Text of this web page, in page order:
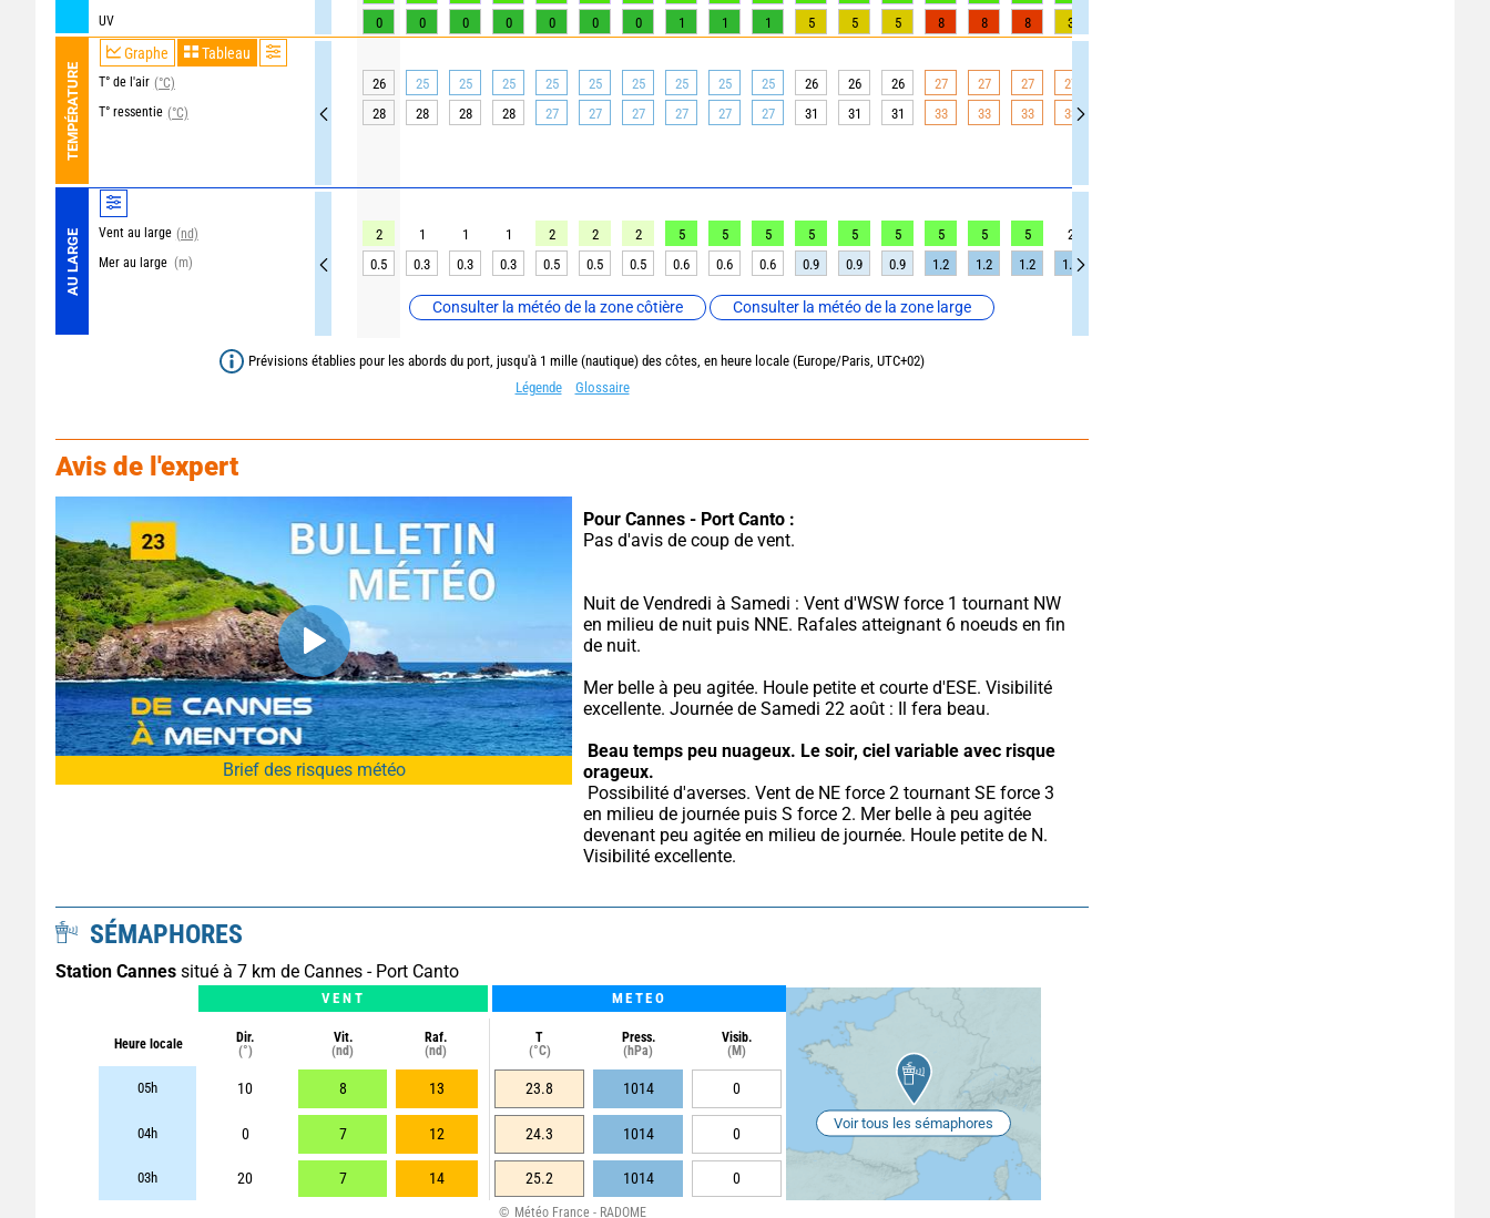
UV
TEMPÉRATURE
Graphe Tableau
T° de l'air (°C)
T° ressentie (°C)
AU LARGE Vent au large (nd)
Mer au large (m)
Consulter la météo de la zone côtière Consulter la météo de la zone large
0 0 0 0 0 0 0 1 1 1 5 5 5 8 8 8 3
26 25 25 25 25 25 25 25 25 25 26 26 26 27 27 27 27
28
28 28 28 27 27 27 27 27 27 31 31 31 33 33 33 33
2 1 1 1 2 2 2 5 5 5 5 5 5 5 5 5 2
0.5
0.3 0.3 0.3 0.5 0.5 0.5 0.6 0.6 0.6 0.9 0.9 0.9 1.2 1.2 1.2 1.2
Prévisions établies pour les abords du port, jusqu'à 1 mille (nautique) des côtes, en heure locale (Europe/Paris, UTC+02)
Légende
Glossaire
Avis de l'expert
Brief des risques météo
Pour Cannes - Port Canto :
Pas d'avis de coup de vent.
Nuit de Vendredi à Samedi : Vent d'WSW force 1 tournant NW
en milieu de nuit puis NNE. Rafales atteignant 6 noeuds en fin
de nuit.
Mer belle à peu agitée. Houle petite et courte d'ESE. Visibilité
excellente. Journée de Samedi 22 août : Il fera beau.
Beau temps peu nuageux. Le soir, ciel variable avec risque
orageux.
en milieu de journée puis S force 2. Mer belle à peu agitée
devenant peu agitée en milieu de journée. Houle petite de N.
Visibilité excellente.
SÉMAPHORES
Station Cannes situé à 7 km de Cannes - Port Canto
VENT METEO
Heure locale
Dir.
(°)
Vit.
(nd)
Raf.
(nd)
T
(°C)
Press.
(hPa)
Visib.
(M)
05h 10 8 13 23.8 1014 0
04h 0 7 12 24.3 1014 0
03h 20 7 14 25.2 1014 0
Voir tous les sémaphores
Météo France - RADOME